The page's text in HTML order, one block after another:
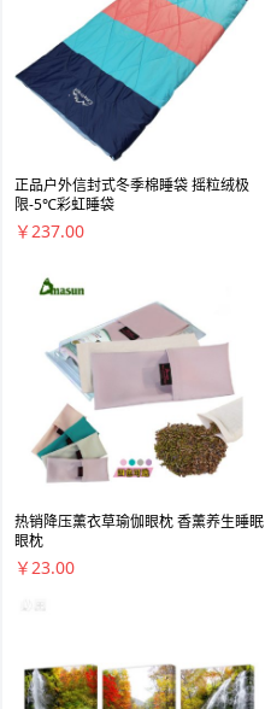
正品户外信封式冬季棉睡袋 摇粒绒极
限-5℃彩虹睡袋
￥237.00
热销降压薰衣草瑜伽眼枕 香薰养生睡眠
眼枕
￥23.00